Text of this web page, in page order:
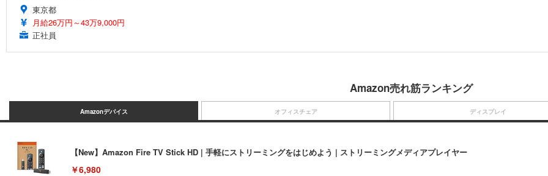
東京都
月給26万円～43万9,000円
正社員
Amazon売れ筋ランキング
Amazonデバイス
【New】Amazon Fire TV Stick HD | 手軽にストリーミングをはじめよう | ストリーミングメディアプレイヤー
￥6,980
オフィスチェア ディスプレイ